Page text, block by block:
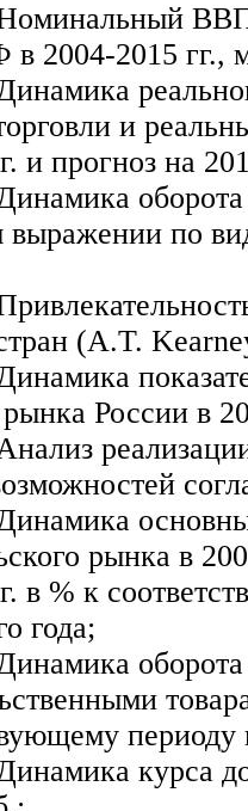
в 2004-2015 гг.,
и
и прогноз на
выражении по
(A.T.
России в
рынка в
в % к
года;
курса